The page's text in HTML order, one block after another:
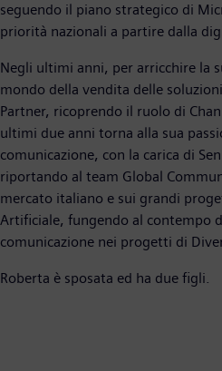
seguendo il piano strategico di
priorità nazionali a partire dalla
Negli ultimi anni, per arricchire la
mondo della vendita delle
Partner, ricoprendo il ruolo di
ultimi due anni torna alla sua
comunicazione, con la carica di
riportando al team Global
mercato italiano e sui grandi
Artificiale, fungendo al contempo
comunicazione nei progetti di
Roberta è sposata ed ha due figli.